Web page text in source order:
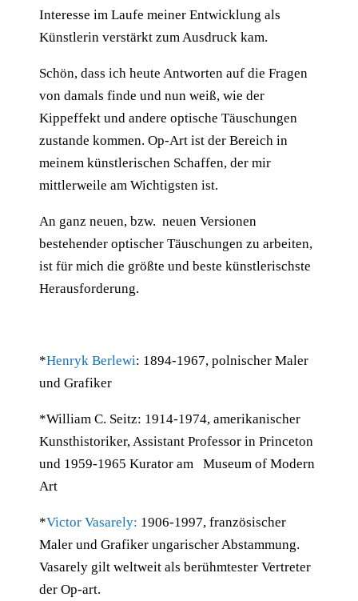
Interesse im Laufe meiner Entwicklung als
Künstlerin verstärkt zum Ausdruck kam.
Schön, dass ich heute Antworten auf die Fragen
von damals finde und nun weiß, wie der
Kippeffekt und andere optische Täuschungen
zustande kommen. Op-Art ist der Bereich in
meinem künstlerischen Schaffen, der mir
mittlerweile am Wichtigsten ist.
An ganz neuen, bzw. neuen Versionen
bestehender optischer Täuschungen zu arbeiten,
ist für mich die größte und beste künstlerischste
Herausforderung.
*Henryk Berlewi: 1894-1967, polnischer Maler
und Grafiker
*William C. Seitz: 1914-1974, amerikanischer
Kunsthistoriker, Assistant Professor in Princeton
und 1959-1965 Kurator am Museum of Modern
Art
*Victor Vasarely: 1906-1997, französischer
Maler und Grafiker ungarischer Abstammung.
Vasarely gilt weltweit als berühmtester Vertreter
der Op-art.